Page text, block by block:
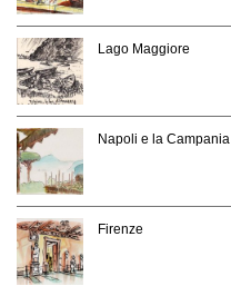
Lago Maggiore
Napoli e la Campania
Firenze